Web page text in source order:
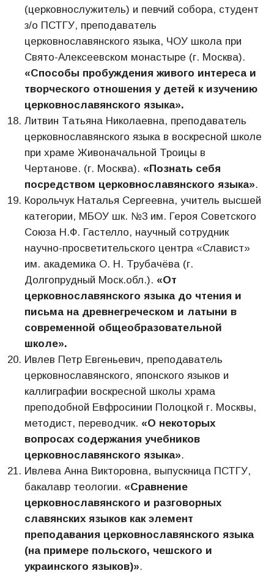
(церковнослужитель) и певчий собора, студент
з/о ПСТГУ, преподаватель
церковнославянского языка, ЧОУ школа при
Свято-Алексеевском монастыре (г. Москва).
«Способы пробуждения живого интереса и
творческого отношения у детей к изучению
церковнославянского языка».
Литвин Татьяна Николаевна, преподаватель
церковнославянского языка в воскресной школе
при храме Живоначальной Троицы в
Чертанове. (г. Москва). «Познать себя
посредством церковнославянского языка».
Корольчук Наталья Сергеевна, учитель высшей
категории, МБОУ шк. №3 им. Героя Советского
Союза Н.Ф. Гастелло, научный сотрудник
научно-просветительского центра «Славист»
им. академика О. Н. Трубачёва (г.
Долгопрудный Моск.обл.). «От
церковнославянского языка до чтения и
письма на древнегреческом и латыни в
современной общеобразовательной
школе».
Ивлев Петр Евгеньевич, преподаватель
церковнославянского, японского языков и
каллиграфии воскресной школы храма
преподобной Евфросинии Полоцкой г. Москвы,
методист, переводчик. «О некоторых
вопросах содержания учебников
церковнославянского языка».
Ивлева Анна Викторовна, выпускница ПСТГУ,
бакалавр теологии. «Сравнение
церковнославянского и разговорных
славянских языков как элемент
преподавания церковнославянского языка
(на примере польского, чешского и
украинского языков)».